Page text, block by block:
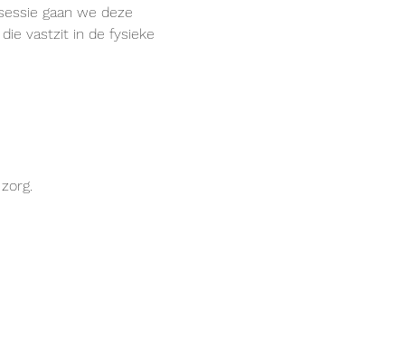
gaan we deze
vastzit in de fysieke